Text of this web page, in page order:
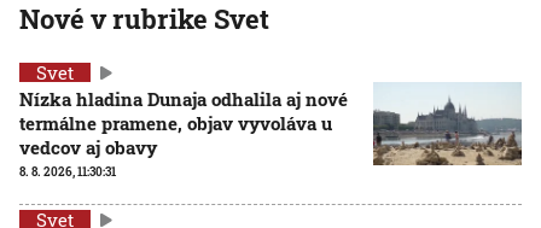
Nové v rubrike Svet
Svet
Nízka hladina Dunaja odhalila aj nové
termálne pramene, objav vyvoláva u
vedcov aj obavy
8. 8. 2026, 11:30:31
Svet